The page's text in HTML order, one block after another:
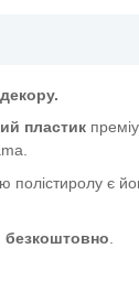
пластик
є
безкоштовно